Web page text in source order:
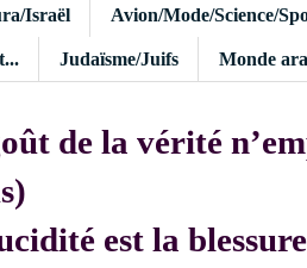
Israël Avion/Mode/Science/
Judaïsme/Juifs Monde
de la vérité
est la